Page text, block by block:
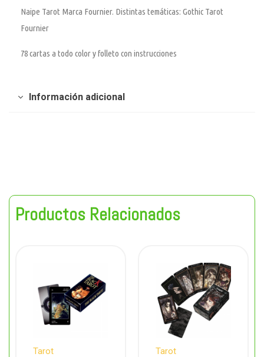
Naipe Tarot Marca Fournier. Distintas temáticas: Gothic Tarot
Fournier
78 cartas a todo color y folleto con instrucciones
Información adicional
Productos Relacionados
Tarot Tarot